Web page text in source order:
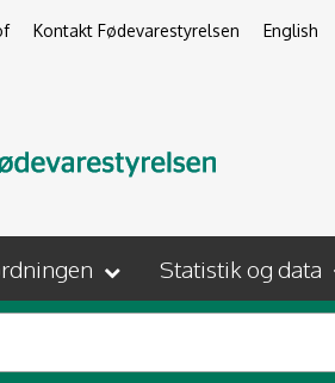
Kontakt Fødevarestyrelsen English
Statistik og data